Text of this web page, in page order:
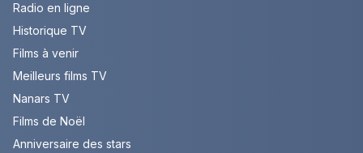
Radio en ligne
Historique TV
Films à venir
Meilleurs films TV
Nanars TV
Films de Noël
Anniversaire des stars